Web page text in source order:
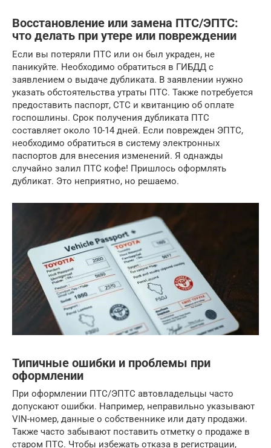
Восстановление или замена ПТС/ЭПТС:
что делать при утере или повреждении
Если вы потеряли ПТС или он был украден, не
паникуйте. Необходимо обратиться в ГИБДД с
заявлением о выдаче дубликата. В заявлении нужно
указать обстоятельства утраты ПТС. Также потребуется
предоставить паспорт, СТС и квитанцию об оплате
госпошлины. Срок получения дубликата ПТС
составляет около 10-14 дней. Если поврежден ЭПТС,
необходимо обратиться в систему электронных
паспортов для внесения изменений. Я однажды
случайно залил ПТС кофе! Пришлось оформлять
дубликат. Это неприятно, но решаемо.
Типичные ошибки и проблемы при
оформлении
При оформлении ПТС/ЭПТС автовладельцы часто
допускают ошибки. Например, неправильно указывают
VIN-номер, данные о собственнике или дату продажи.
Также часто забывают поставить отметку о продаже в
старом ПТС. Чтобы избежать отказа в регистрации,